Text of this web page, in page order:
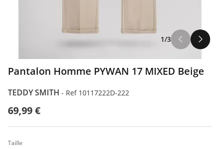
1/3
Pantalon Homme PYWAN 17 MIXED Beige
TEDDY SMITH - Ref 10117222D-222
69,99 €
Taille